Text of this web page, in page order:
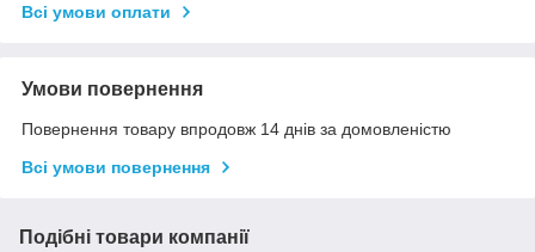
Всі умови оплати
Умови повернення
Повернення товару впродовж 14 днів за домовленістю
Всі умови повернення
Подібні товари компанії